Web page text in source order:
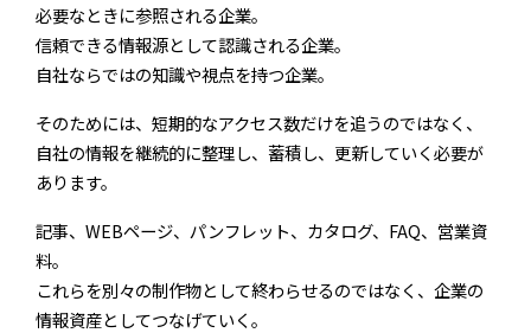
必要なときに参照される企業。
信頼できる情報源として認識される企業。
自社ならではの知識や視点を持つ企業。
そのためには、短期的なアクセス数だけを追うのではなく、
自社の情報を継続的に整理し、蓄積し、更新していく必要が
あります。
記事、WEBページ、パンフレット、カタログ、FAQ、営業資
料。
これらを別々の制作物として終わらせるのではなく、企業の
情報資産としてつなげていく。